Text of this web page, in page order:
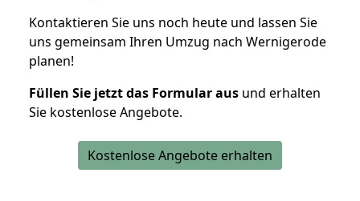
Kontaktieren Sie uns noch heute und lassen Sie
uns gemeinsam Ihren Umzug nach Wernigerode
planen!
Füllen Sie jetzt das Formular aus und erhalten
Sie kostenlose Angebote.
Kostenlose Angebote erhalten